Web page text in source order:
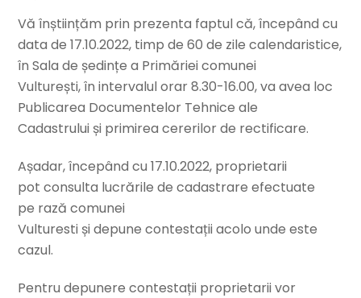
Vă înștiințăm prin prezenta faptul că, începând cu
data de 17.10.2022, timp de 60 de zile calendaristice,
în Sala de ședințe a Primăriei comunei
Vulturești, în intervalul orar 8.30-16.00, va avea loc
Publicarea Documentelor Tehnice ale
Cadastrului și primirea cererilor de rectificare.
Așadar, începând cu 17.10.2022, proprietarii
pot consulta lucrările de cadastrare efectuate
pe rază comunei
Vulturesti și depune contestații acolo unde este
cazul.
Pentru depunere contestații proprietarii vor